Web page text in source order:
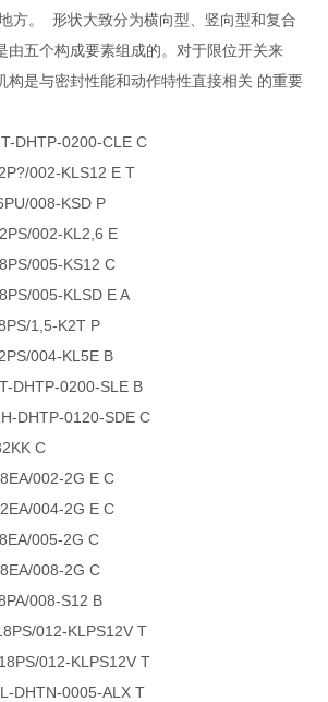
方。 形状大致分为横向型、竖向型和复合
由五个构成要素组成的。对于限位开关来
构是与密封性能和动作特性直接相关 的重要
DHTP-0200-CLE C
002-KLS12 E T
008-KSD P
002-KL2,6 E
005-KS12 C
005-KLSD E A
1,5-K2T P
004-KL5E B
DHTP-0200-SLE B
DHTP-0120-SDE C
C
002-2G E C
004-2G E C
005-2G C
008-2G C
008-S12 B
012-KLPS12V T
012-KLPS12V T
DHTN-0005-ALX T